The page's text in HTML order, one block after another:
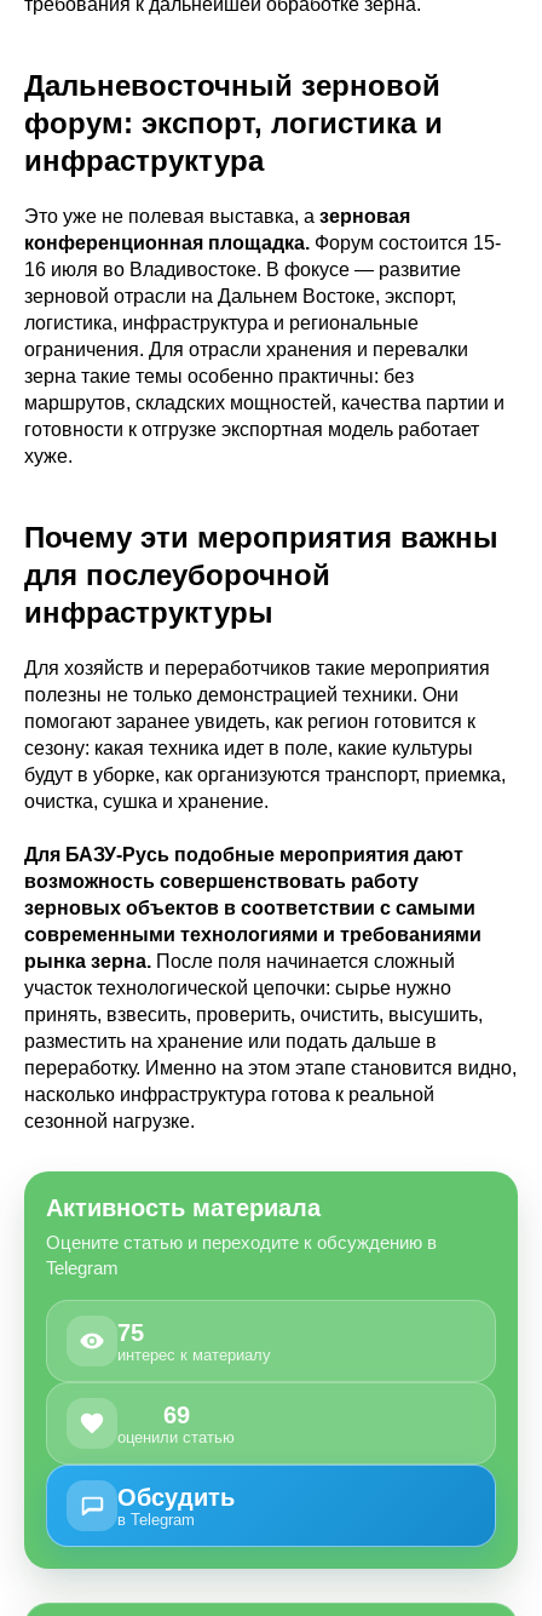
требования к дальнейшей обработке зерна.
Дальневосточный зерновой
форум: экспорт, логистика и
инфраструктура
Это уже не полевая выставка, а зерновая
конференционная площадка. Форум состоится 15-
16 июля во Владивостоке. В фокусе — развитие
зерновой отрасли на Дальнем Востоке, экспорт,
логистика, инфраструктура и региональные
ограничения. Для отрасли хранения и перевалки
зерна такие темы особенно практичны: без
маршрутов, складских мощностей, качества партии и
готовности к отгрузке экспортная модель работает
хуже.
Почему эти мероприятия важны
для послеуборочной
инфраструктуры
Для хозяйств и переработчиков такие мероприятия
полезны не только демонстрацией техники. Они
помогают заранее увидеть, как регион готовится к
сезону: какая техника идет в поле, какие культуры
будут в уборке, как организуются транспорт, приемка,
очистка, сушка и хранение.
Для БАЗУ-Русь подобные мероприятия дают
возможность совершенствовать работу
зерновых объектов в соответствии с самыми
современными технологиями и требованиями
рынка зерна. После поля начинается сложный
участок технологической цепочки: сырье нужно
принять, взвесить, проверить, очистить, высушить,
разместить на хранение или подать дальше в
переработку. Именно на этом этапе становится видно,
насколько инфраструктура готова к реальной
сезонной нагрузке.
Активность материала
Оцените статью и переходите к обсуждению в
Telegram
75
интерес к материалу
69
оценили статью
Обсудить
в Telegram